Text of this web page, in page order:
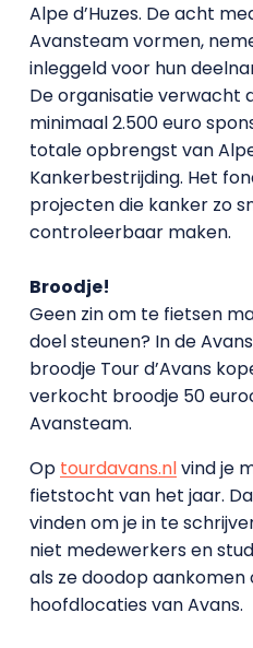
Alpe d’Huzes. De acht
Avansteam vormen,
inleggeld voor hun
De organisatie verwacht
minimaal 2.500 euro
totale opbrengst van
Kankerbestrijding. Het
projecten die kanker zo
controleerbaar maken.
Broodje!
Geen zin om te fietsen
doel steunen? In de
broodje Tour d’Avans
verkocht broodje 50
Avansteam.
Op tourdavans.nlvind je
fietstocht van het jaar.
vinden om je in te
niet medewerkers en
als ze doodop aankomen
hoofdlocaties van Avans.